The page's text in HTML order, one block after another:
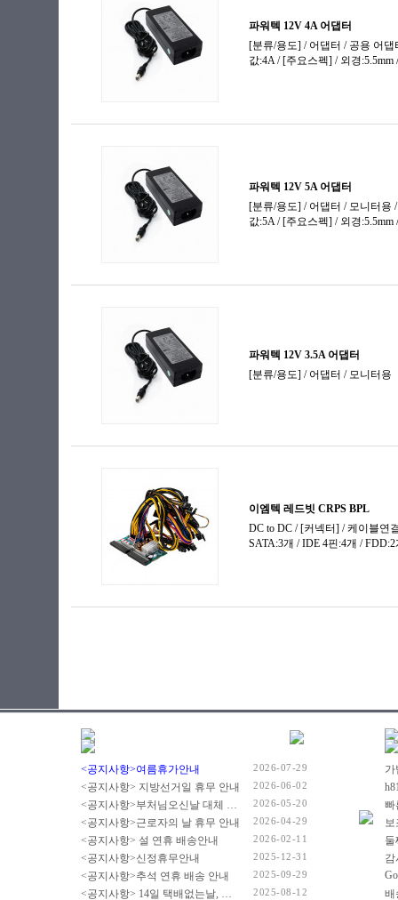
<공지사항>여름휴가안내 2026-07-29
<공지사항> 지방선거일 휴무 안내 2026-06-02
<공지사항>부처님오신날 대체 휴무 안내 2026-05-20
<공지사항>근로자의 날 휴무 안내 2026-04-29
<공지사항> 설 연휴 배송안내 2026-02-11
<공지사항>신정휴무안내 2025-12-31
<공지사항>추석 연휴 배송 안내 2025-09-29
<공지사항> 14일 택배없는날, 광복절 휴무 배송 안내 2025-08-12
빠
감